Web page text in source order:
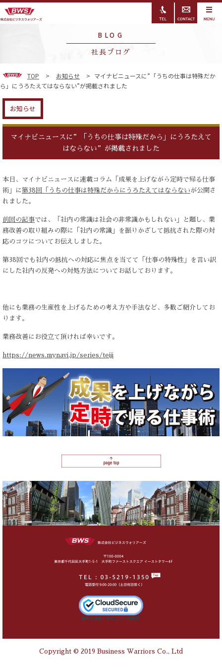
BLOG
社長ブログ
TOP > お知らせ > マイナビニュースに”「うちの仕事は特殊だか
ら」にうろたえてはならない”が掲載されました
お知らせ
マイナビニュースに”「うちの仕事は特殊だから」にうろたえて
はならない”が掲載されました
本日、マイナビニュースに連載コラム「成果を上げながら定時で帰る仕事
術」に第38回 「うちの仕事は特殊だからにうろたえてはならないが公開さ
れました。
前回の記事では、「社内の常識は社会の非常識かもしれない」と題し、業
務改善の取り組みの際に「社内の常識」を振りかざして抵抗された際の対
応のコツについてお伝えしました。
第38回でも社内の抵抗への対応に焦点を当てて「仕事の特殊性」を言い訳
にした社内の反発への対処方法についてお話しております。
他にも業務の生産性を上げるための考え方や手法など、多数ご紹介してお
ります。
業務改善にお役立て頂ければ幸いです。
https://news.mynavi.jp/series/teiji
Copyright © 2019 Business Warriors Co., Ltd